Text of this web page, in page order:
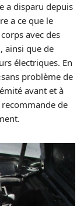
a disparu depuis
a ce que le
avec des
ainsi que de
électriques. En
problème de
avant et à
de